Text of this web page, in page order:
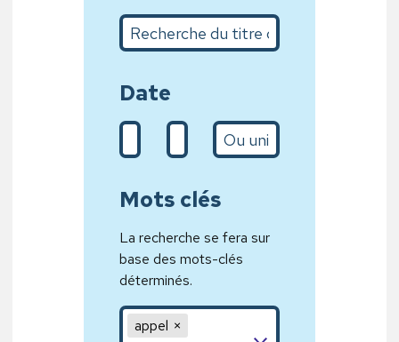
Recherche du titre complet ou sur quelques
Date
De (d/m/Y)A (31/01/2020)
L’année
Mots clés
La recherche se fera sur
base des mots-clés
déterminés.
Mot clé 1,Mot clé 2,Mot clé 3
appel